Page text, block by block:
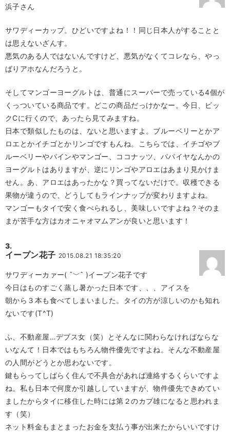
浜子さん
サワディーカップ。ひどいですよね！！同じ日本人がすることと
は思えないざんす。
悪気のある人ではないんですけど、悪気がなくてコレなら、やっ
ぱりアホなんだろうと。
そしてマンゴーヨーグルトは、普通にスーパーで売っている4個が
くっついている商品です。どこの商品だっけかなー。今日、ビッ
クCに行くので、あったら見てみますね。
日本で類似したものは、ないと思いますよ。ブルーベリーとかア
ロエとかイチゴとかリンゴですもんね。こちらでは、イチゴやブ
ルーベリーやパインやマンゴー、ココナッツ、パパイヤなんかの
ヨーグルトはありますが、逆にリンゴやアロエはあまり見かけま
せん。あ、アロエはあったかな？買ってないだけで。収穫できる
果物が違うので、どうしてもラインナップが変わりますよね。
マンゴーもタイで安く食べられるし、美味しいですよね？そのま
まが苦手な方はカオニャオマムアンが良いと思います！
イープン花子 2015.08.21 18:35:20
サワディーカァー( ˆ﹀ˆ )イープン花子です
今日はものすごく蒸し暑かった日本です、、、アイスを
朝から３本も食べてしまいました。タイの方が涼しいのかも知れ
ないです(T^T)
ふ、不動産屋…デブス女（笑）とそんなに関わらなければならな
いなんて！日本ではもちろん物件優先ですよね。そんな不動産屋
の人間がどうとか思わないです。
鍵もらってしばらく住んで不具合があれば連絡するくらいですよ
ね。私も日本で何度か引越ししていますが、物件優先できめてい
ましたからタイに移住した時には第２のカプ雄になると思われま
す（笑）
ネット料金もまとまったお金を支払う事が出来たからいいですけ